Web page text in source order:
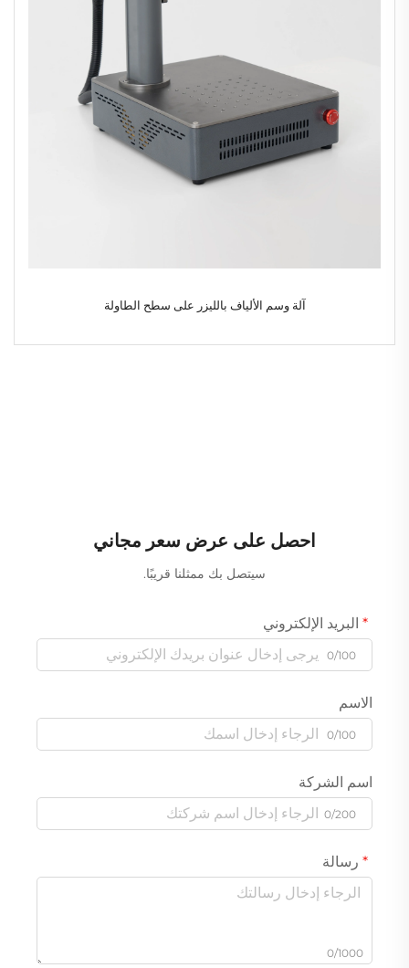
آلة وسم الألياف بالليزر على سطح الطاولة
احصل على عرض سعر مجاني
سيتصل بك ممثلنا قريبًا.
البريد الإلكتروني
0/100
الاسم
0/100
اسم الشركة
0/200
رسالة
0/1000